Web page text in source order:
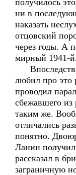
получилось
ни в
наказать
отцовский
через годы. А
мирный 1941-
любил про это
проводил
сбежавшего из
таким же.
отличались
понятно.
Ланин получил
рассказал в
заграничную